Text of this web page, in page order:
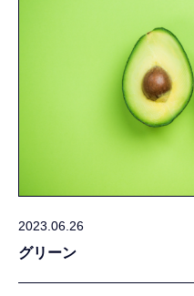
2023.06.26
グリーン